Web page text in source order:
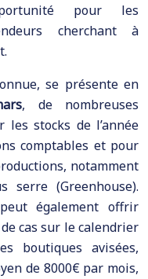
pour les
cherchant à
se présente en
, de nombreuses
stocks de l’année
comptables et pour
notamment
serre (Greenhouse).
également offrir
cas sur le calendrier
boutiques avisées,
de 8000€ par mois,